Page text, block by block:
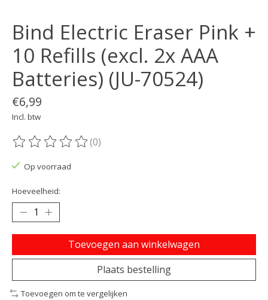
Bind Electric Eraser Pink +
10 Refills (excl. 2x AAA
Batteries) (JU-70524)
€6,99
Incl. btw
De beoordeling van dit product is
(0)
Op voorraad
Hoeveelheid:
Toevoegen aan winkelwagen
Plaats bestelling
Toevoegen om te vergelijken